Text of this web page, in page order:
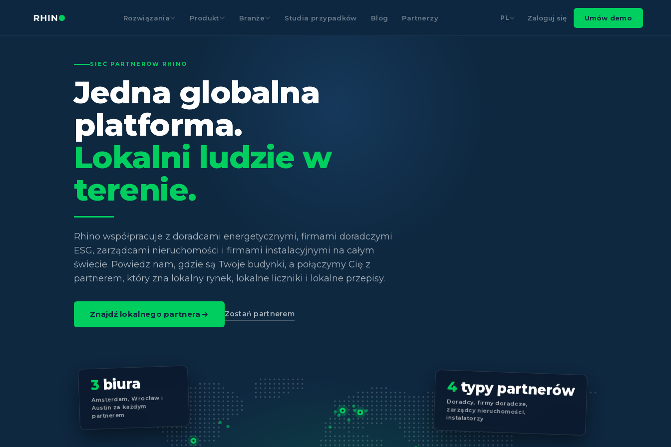
Rozwiązania Produkt Branże Studia przypadków Blog Partnerzy PL Zaloguj się Umów demo
SIEĆ PARTNERÓW RHINO
Jedna globalna
platforma.
Lokalni ludzie w
terenie.
Rhino współpracuje z doradcami energetycznymi, firmami doradczymi
ESG, zarządcami nieruchomości i firmami instalacyjnymi na całym
świecie. Powiedz nam, gdzie są Twoje budynki, a połączymy Cię z
partnerem, który zna lokalny rynek, lokalne liczniki i lokalne przepisy.
Znajdź lokalnego partnera Zostań partnerem
3biura
Amsterdam, Wrocław i
Austin za każdym
partnerem
4typy partnerów
Doradcy, firmy doradcze,
zarządcy nieruchomości,
instalatorzy